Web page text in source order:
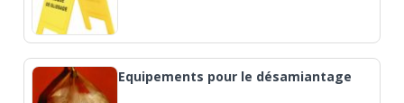
Equipements pour le désamiantage